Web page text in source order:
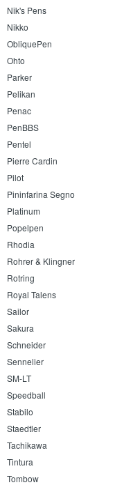
Nik's Pens
Nikko
ObliquePen
Ohto
Parker
Pelikan
Penac
PenBBS
Pentel
Pierre Cardin
Pilot
Pininfarina Segno
Platinum
Popelpen
Rhodia
Rohrer & Klingner
Rotring
Royal Talens
Sailor
Sakura
Schneider
Sennelier
SM-LT
Speedball
Stabilo
Staedtler
Tachikawa
Tintura
Tombow